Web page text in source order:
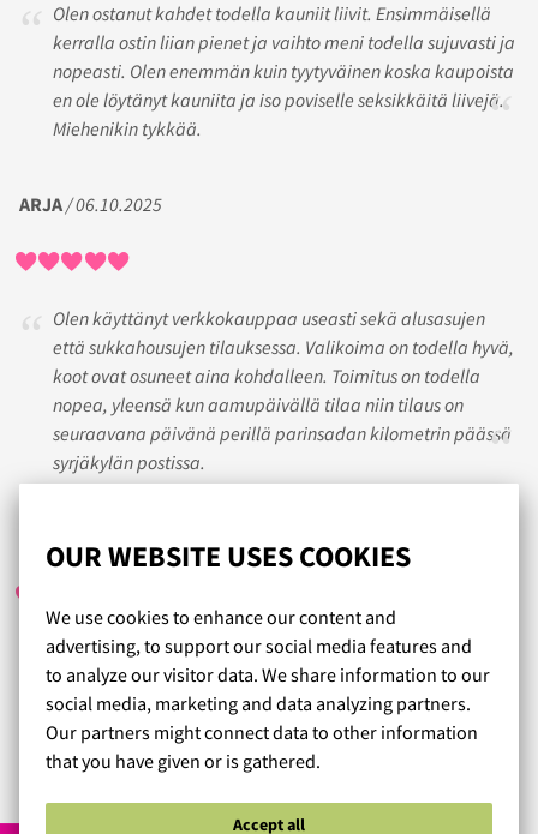
OUR WEBSITE USES COOKIES
We use cookies to enhance our content and
advertising, to support our social media features and
to analyze our visitor data. We share information to our
social media, marketing and data analyzing partners.
Our partners might connect data to other information
that you have given or is gathered.
Accept all
Olen ostanut kahdet todella kauniit liivit. Ensimmäisellä
kerralla ostin liian pienet ja vaihto meni todella sujuvasti ja
nopeasti. Olen enemmän kuin tyytyväinen koska kaupoista
en ole löytänyt kauniita ja iso poviselle seksikkäitä liivejä.
Miehenikin tykkää.
ARJA / 06.10.2025
Olen käyttänyt verkkokauppaa useasti sekä alusasujen
että sukkahousujen tilauksessa. Valikoima on todella hyvä,
koot ovat osuneet aina kohdalleen. Toimitus on todella
nopea, yleensä kun aamupäivällä tilaa niin tilaus on
seuraavana päivänä perillä parinsadan kilometrin päässä
syrjäkylän postissa.
Todella hyvää ja asianmukaista palvelua, aidosti
välitetään asiakkaasta ja rintaliivit ovat ihanan tuntuiset
päällä ja niin kauniit! ♡